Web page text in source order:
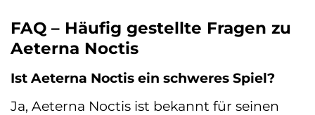
FAQ – Häufig gestellte Fragen zu
Aeterna Noctis
Ist Aeterna Noctis ein schweres Spiel?
Ja, Aeterna Noctis ist bekannt für seinen